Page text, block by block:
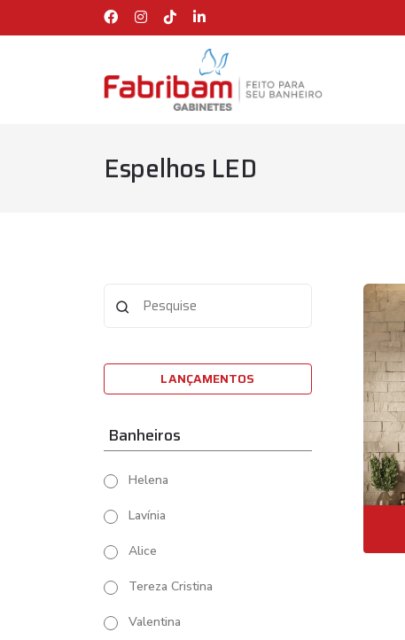
Espelhos LED
LANÇAMENTOS
Banheiros
Helena
Lavínia
Alice
Tereza Cristina
Valentina